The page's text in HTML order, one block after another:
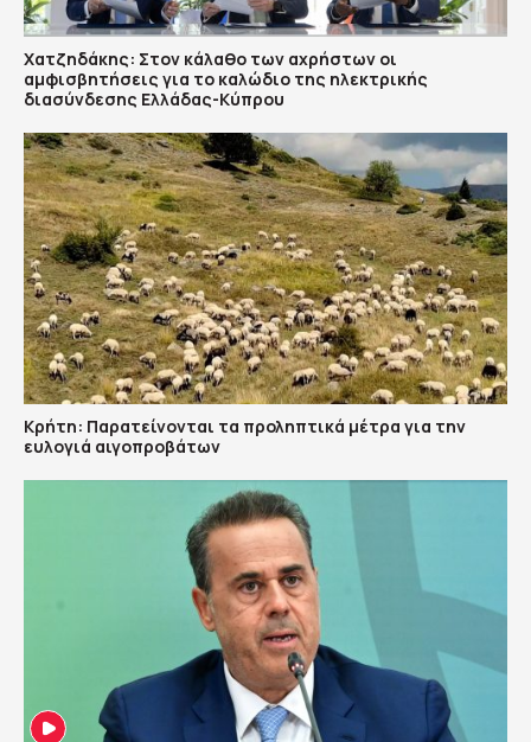
Χατζηδάκης: Στον κάλαθο των αχρήστων οι
αμφισβητήσεις για το καλώδιο της ηλεκτρικής
διασύνδεσης Ελλάδας-Κύπρου
Κρήτη: Παρατείνονται τα προληπτικά μέτρα για την
ευλογιά αιγοπροβάτων